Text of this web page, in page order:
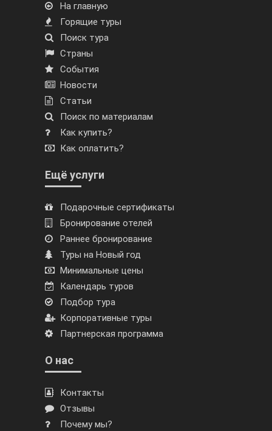
На главную
Горящие туры
Поиск тура
Страны
События
Новости
Статьи
Поиск по материалам
Как купить?
Как оплатить?
Ещё услуги
Подарочные сертификаты
Бронирование отелей
Раннее бронирование
Туры на Новый год
Минимальные цены
Календарь туров
Подбор тура
Корпоративные туры
Партнерская программа
О нас
Контакты
Отзывы
Почему мы?